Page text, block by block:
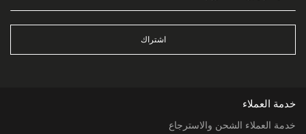
اشتراك
خدمة العملاء
خدمة العملاء الشحن والاسترجاع